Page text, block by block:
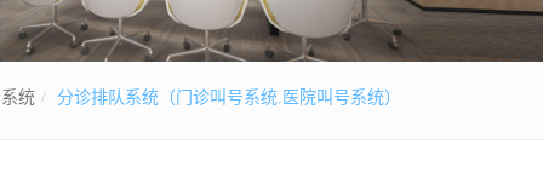
统 分诊排队系统（门诊叫号系统.医院叫号系统）